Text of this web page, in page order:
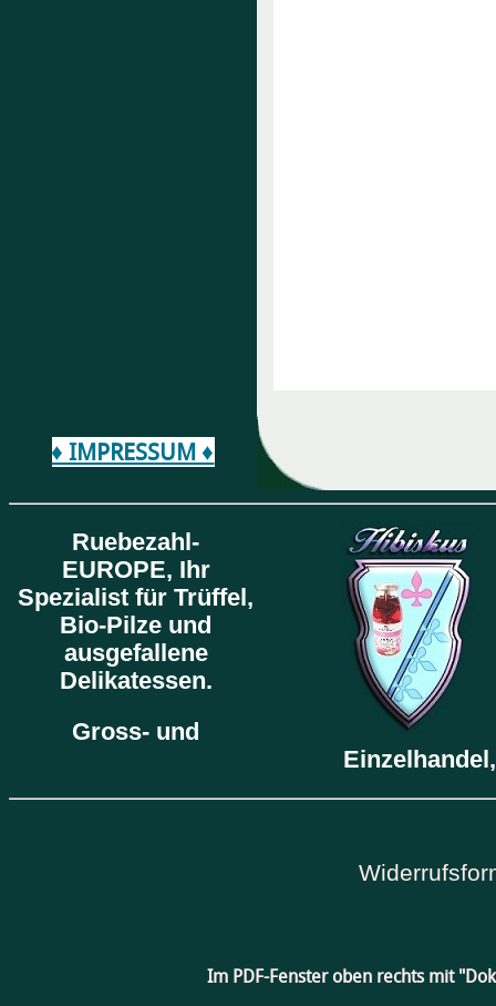
♦ IMPRESSUM ♦
Ruebezahl-
EUROPE, Ihr
Spezialist für Trüffel,
Bio-Pilze und
ausgefallene
Delikatessen.
Gross- und
Im PDF-Fenster oben rechts mit